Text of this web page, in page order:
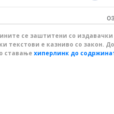
се заштитени со
текстови е казниво со закон.
ставање хиперлинк до